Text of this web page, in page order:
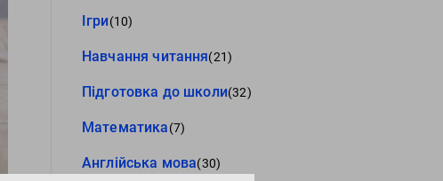
Ігри(10)
Навчання читання(21)
Підготовка до школи(32)
Математика(7)
Англійська мова(30)